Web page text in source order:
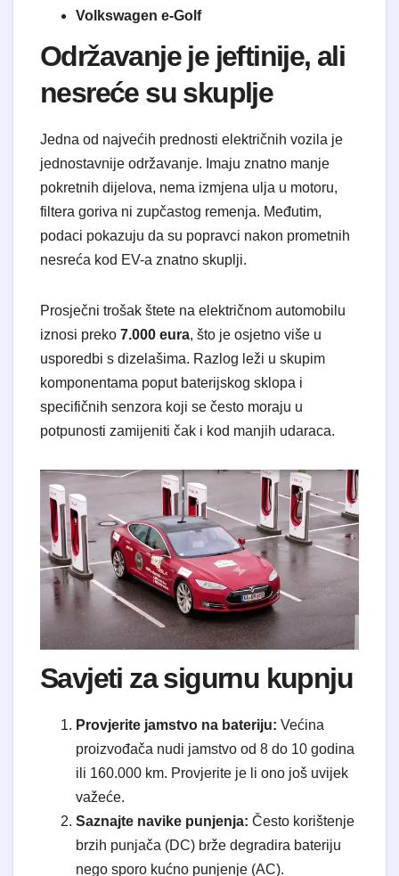
Volkswagen e-Golf
​Održavanje je jeftinije, ali
nesreće su skuplje
​Jedna od najvećih prednosti električnih vozila je
jednostavnije održavanje. Imaju znatno manje
pokretnih dijelova, nema izmjena ulja u motoru,
filtera goriva ni zupčastog remenja. Međutim,
podaci pokazuju da su popravci nakon prometnih
nesreća kod EV-a znatno skuplji.
​Prosječni trošak štete na električnom automobilu
iznosi preko 7.000 eura, što je osjetno više u
usporedbi s dizelašima. Razlog leži u skupim
komponentama poput baterijskog sklopa i
specifičnih senzora koji se često moraju u
potpunosti zamijeniti čak i kod manjih udaraca.
​Savjeti za sigurnu kupnju
Provjerite jamstvo na bateriju: Većina
proizvođača nudi jamstvo od 8 do 10 godina
ili 160.000 km. Provjerite je li ono još uvijek
važeće.
Saznajte navike punjenja: Često korištenje
brzih punjača (DC) brže degradira bateriju
nego sporo kućno punjenje (AC).